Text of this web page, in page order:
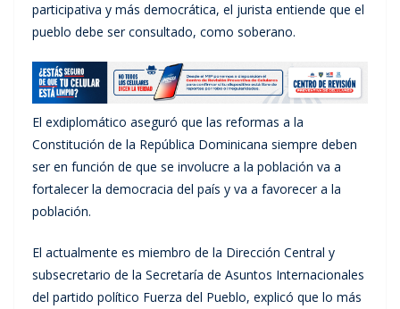
participativa y más democrática, el jurista entiende que el
pueblo debe ser consultado, como soberano.
El exdiplomático aseguró que las reformas a la
Constitución de la República Dominicana siempre deben
ser en función de que se involucre a la población va a
fortalecer la democracia del país y va a favorecer a la
población.
El actualmente es miembro de la Dirección Central y
subsecretario de la Secretaría de Asuntos Internacionales
del partido político Fuerza del Pueblo, explicó que lo más